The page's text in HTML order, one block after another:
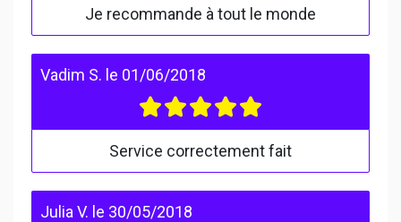
Je recommande à tout le monde
Vadim S. le 01/06/2018
Service correctement fait
Julia V. le 30/05/2018